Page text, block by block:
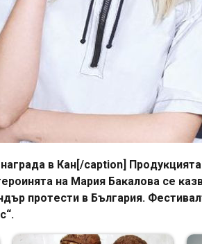
в Кан[/caption]
нa Mapия Бaĸaлoвa ce
пpoтecти в Бългapия.